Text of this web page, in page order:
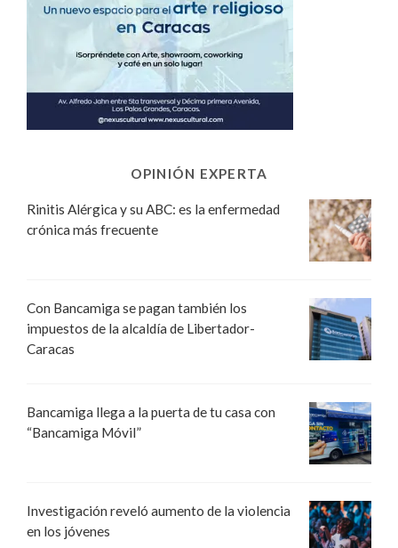
OPINIÓN EXPERTA
Rinitis Alérgica y su ABC: es la enfermedad
crónica más frecuente
Con Bancamiga se pagan también los
impuestos de la alcaldía de Libertador-
Caracas
Bancamiga llega a la puerta de tu casa con
“Bancamiga Móvil”
Investigación reveló aumento de la violencia
en los jóvenes